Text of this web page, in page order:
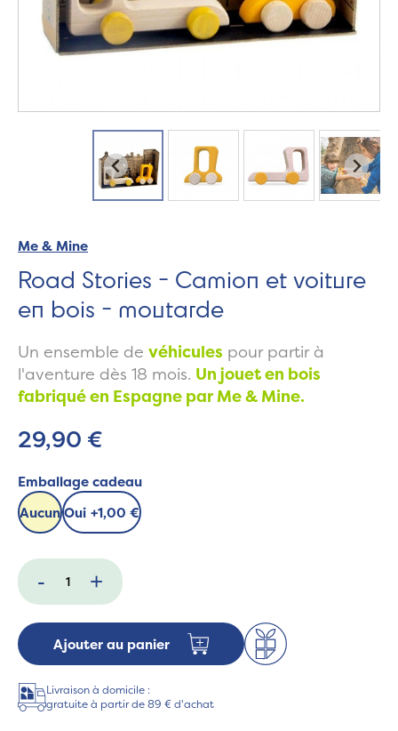
Me & Mine
Road Stories - Camion et voiture
en bois - moutarde
Un ensemble de véhicules pour partir à
l'aventure dès 18 mois. Un jouet en bois
fabriqué en Espagne par Me & Mine.
29,90 €
Emballage cadeau
AucunOui +1,00 €
- +
Ajouter au panier
Livraison à domicile :
gratuite à partir de 89 € d'achat